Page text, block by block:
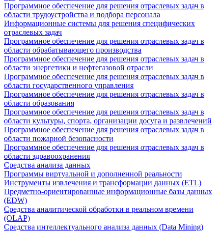
Программное обеспечение для решения отраслевых задач в
области трудоустройства и подбора персонала
Информационные системы для решения специфических
отраслевых задач
Программное обеспечение для решения отраслевых задач в
области обрабатывающего производства
Программное обеспечение для решения отраслевых задач в
области энергетики и нефтегазовой отрасли
Программное обеспечение для решения отраслевых задач в
области государственного управления
Программное обеспечение для решения отраслевых задач в
области образования
Программное обеспечение для решения отраслевых задач в
области культуры, спорта, организации досуга и развлечений
Программное обеспечение для решения отраслевых задач в
области пожарной безопасности
Программное обеспечение для решения отраслевых задач в
области здравоохранения
Средства анализа данных
Программы виртуальной и дополненной реальности
Инструменты извлечения и трансформации данных (ETL)
Предметно-ориентированные информационные базы данных
(EDW)
Средства аналитической обработки в реальном времени
(OLAP)
Средства интеллектуального анализа данных (Data Mining)